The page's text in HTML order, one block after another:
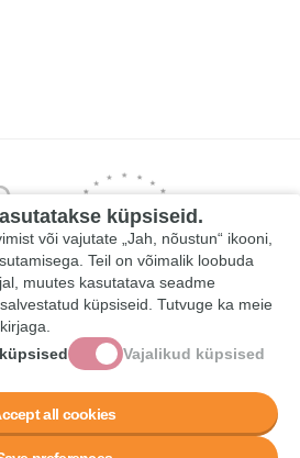
küpsiseid.
või vajutate „Jah, nõustun“ ikooni,
Teil on võimalik loobuda
muutes kasutatava seadme
küpsiseid. Tutvuge ka meie
Vajalikud küpsised
all cookies